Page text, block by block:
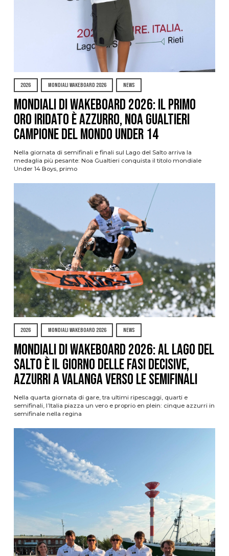
2026 MONDIALI WAKEBOARD 2026 NEWS
Mondiali di Wakeboard 2026: il primo
oro iridato è azzurro, Noa Gualtieri
campione del mondo Under 14
Nella giornata di semifinali e finali sul Lago del Salto arriva la
medaglia più pesante: Noa Gualtieri conquista il titolo mondiale
Under 14 Boys, primo
2026 MONDIALI WAKEBOARD 2026 NEWS
Mondiali di Wakeboard 2026: al Lago del
Salto è il giorno delle fasi decisive,
azzurri a valanga verso le semifinali
Nella quarta giornata di gare, tra ultimi ripescaggi, quarti e
semifinali, l’Italia piazza un vero e proprio en plein: cinque azzurri in
semifinale nella regina